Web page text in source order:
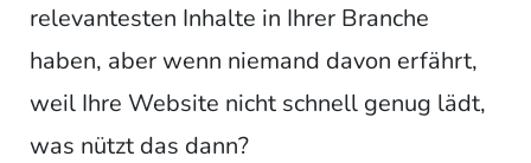
relevantesten Inhalte in Ihrer Branche
haben, aber wenn niemand davon erfährt,
weil Ihre Website nicht schnell genug lädt,
was nützt das dann?